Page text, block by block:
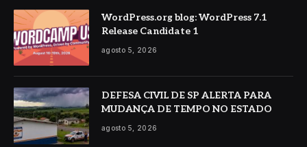
WordPress.org blog: WordPress 7.1
Release Candidate 1
agosto 5, 2026
DEFESA CIVIL DE SP ALERTA PARA
MUDANÇA DE TEMPO NO ESTADO
agosto 5, 2026